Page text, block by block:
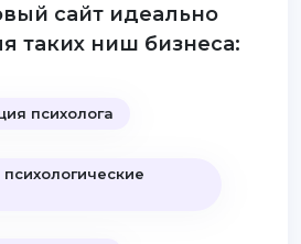
сайт идеально
таких ниш бизнеса:
психолога